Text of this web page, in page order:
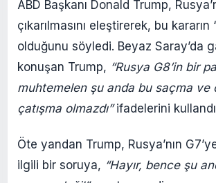
ABD Başkanı Donald Trump,
çıkarılmasını eleştirerek, bu kararın
olduğunu söyledi. Beyaz Saray’da
konuşan Trump, “Rusya G8’in bir
muhtemelen şu anda bu saçma ve
çatışma olmazdı”ifadelerini
Öte yandan Trump, Rusya’nın
ilgili bir soruya, “Hayır, bence şu